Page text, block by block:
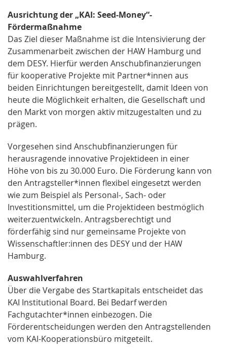
Ausrichtung der „KAI: Seed-Money“-
Fördermaßnahme
Das Ziel dieser Maßnahme ist die Intensivierung der
Zusammenarbeit zwischen der HAW Hamburg und
dem DESY. Hierfür werden Anschubfinanzierungen
für kooperative Projekte mit Partner*innen aus
beiden Einrichtungen bereitgestellt, damit Ideen von
heute die Möglichkeit erhalten, die Gesellschaft und
den Markt von morgen aktiv mitzugestalten und zu
prägen.
Vorgesehen sind Anschubfinanzierungen für
herausragende innovative Projektideen in einer
Höhe von bis zu 30.000 Euro. Die Förderung kann von
den Antragsteller*innen flexibel eingesetzt werden
wie zum Beispiel als Personal-, Sach- oder
Investitionsmittel, um die Projektideen bestmöglich
weiterzuentwickeln. Antragsberechtigt und
förderfähig sind nur gemeinsame Projekte von
Wissenschaftler:innen des DESY und der HAW
Hamburg.
Auswahlverfahren
Über die Vergabe des Startkapitals entscheidet das
KAI Institutional Board. Bei Bedarf werden
Fachgutachter*innen einbezogen. Die
Förderentscheidungen werden den Antragstellenden
vom KAI-Kooperationsbüro mitgeteilt.